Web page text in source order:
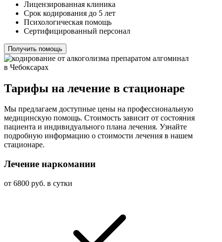
Лицензированная клиника
Срок кодирования до 5 лет
Психологическая помощь
Сертифицированный персонал
Получить помощь
Тарифы на лечение в стационаре
Мы предлагаем доступные цены на профессиональную
медицинскую помощь. Стоимость зависит от состояния
пациента и индивидуального плана лечения. Узнайте
подробную информацию о стоимости лечения в нашем
стационаре.
Лечение наркомании
от 6800 руб. в сутки